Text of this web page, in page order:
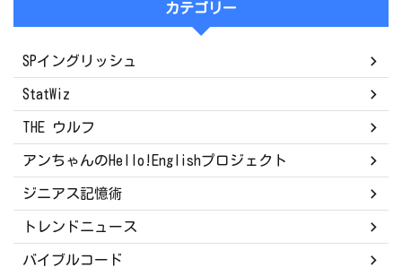
カテゴリー
SPイングリッシュ
StatWiz
THE ウルフ
アンちゃんのHello!Englishプロジェクト
ジニアス記憶術
トレンドニュース
バイブルコード